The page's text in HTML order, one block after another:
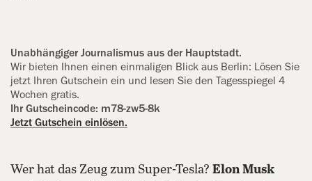
Unabhängiger Journalismus aus der Hauptstadt.
Wir bieten Ihnen einen einmaligen Blick aus Berlin: Lösen Sie
jetzt Ihren Gutschein ein und lesen Sie den Tagesspiegel 4
Wochen gratis.
Ihr Gutscheincode: m78-zw5-8k
Jetzt Gutschein einlösen.
Wer hat das Zeug zum Super-Tesla? Elon Musk